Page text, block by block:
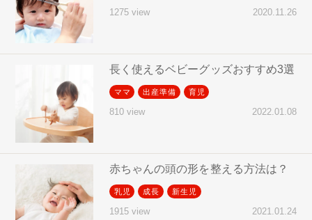
1275 view 2020.11.26
長く使えるベビーグッズおすすめ3選
ママ 出産準備 育児
810 view 2022.01.08
赤ちゃんの頭の形を整える方法は？
乳児 成長 新生児
1915 view 2021.01.24